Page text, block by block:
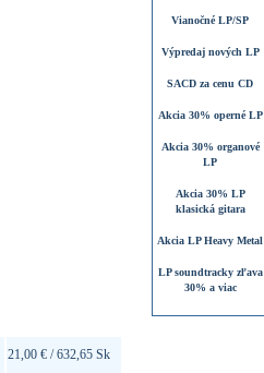
21,00 € / 632,65 Sk
Vianočné LP/SP
Výpredaj nových LP
SACD za cenu CD
Akcia 30% operné LP
Akcia 30% organové
LP
Akcia 30% LP
klasická gitara
Akcia LP Heavy Metal
LP soundtracky zľava
30% a viac